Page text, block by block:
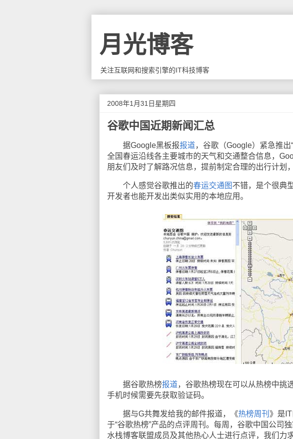
月光博客
关注互联网和搜索引擎的IT科技博客
2008年1月31日星期四
谷歌中国近期新闻汇总
据Google黑板报报道，谷歌（Google）紧急推出“
全国春运沿线各主要城市的天气和交通整合信息，
朋友们及时了解路况信息，提前制定合理的出行计划
个人感觉谷歌推出的春运交通图 不错，是个很典
开发者也能开发出类似实用的本地应用。
据谷歌热榜报道，谷歌热榜现在可以从热榜中挑
手机时候需要先获取验证码。
据与G共舞发给我的邮件报道，《热榜周刊 》是
于“谷歌热榜”产品的点评周刊。每周，谷歌中国公司
水栈博客联盟成员及其他热心人士进行点评，我们力